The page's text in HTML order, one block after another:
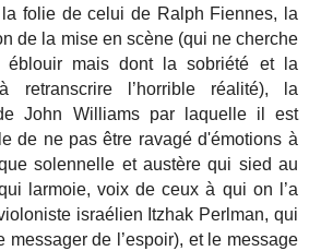
folie de celui de Ralph Fiennes, la
de la mise en scène (qui ne cherche
éblouir mais dont la sobriété et la
retranscrire l’horrible réalité), la
John Williams par laquelle il est
de ne pas être ravagé d'émotions à
solennelle et austère qui sied au
larmoie, voix de ceux à qui on l’a
israélien Itzhak Perlman, qui
messager de l’espoir), et le message